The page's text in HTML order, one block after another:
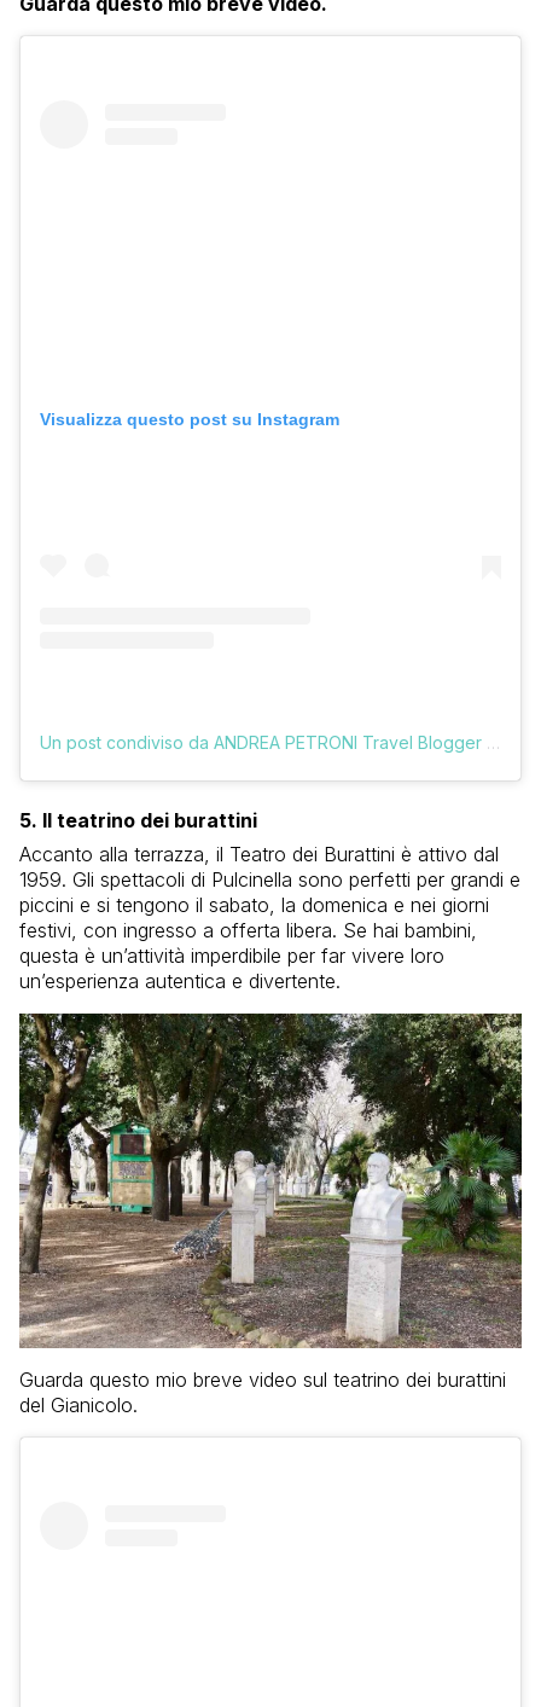
Visualizza questo post su Instagram
Un post condiviso da ANDREA PETRONI Travel Blogger (@vologratis)
5. Il teatrino dei burattini
Accanto alla terrazza, il Teatro dei Burattini è attivo dal
1959. Gli spettacoli di Pulcinella sono perfetti per grandi e
piccini e si tengono il sabato, la domenica e nei giorni
festivi, con ingresso a offerta libera. Se hai bambini,
questa è un’attività imperdibile per far vivere loro
un’esperienza autentica e divertente.
Guarda questo mio breve video sul teatrino dei burattini
del Gianicolo.